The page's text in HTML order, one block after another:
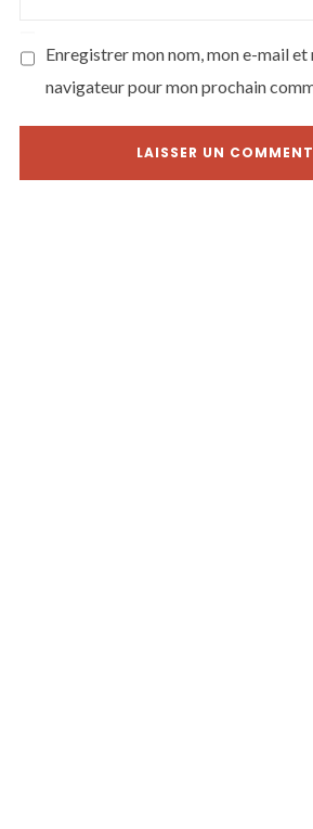
Enregistrer mon nom, mon e-mail et
navigateur pour mon prochain